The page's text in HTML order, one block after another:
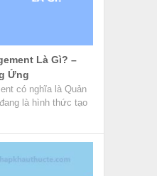
Là Gì? –
Ứng
có nghĩa là Quản
là hình thức tạo